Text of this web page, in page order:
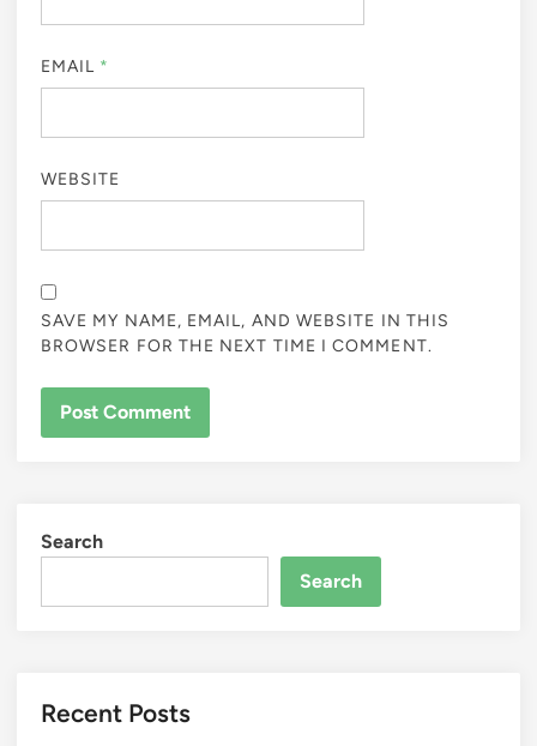
EMAIL *
WEBSITE
SAVE MY NAME, EMAIL, AND WEBSITE IN THIS
BROWSER FOR THE NEXT TIME I COMMENT.
Search
Search
Recent Posts